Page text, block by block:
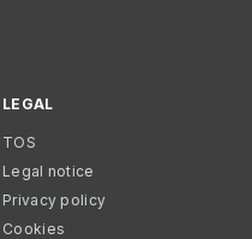
LEGAL
TOS
Legal notice
Privacy policy
Cookies